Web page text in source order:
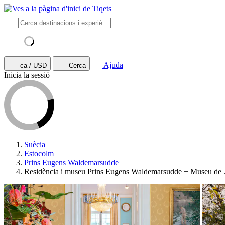
ca / USD Cerca
Ajuda
Inicia la sessió
Suècia
Estocolm
Prins Eugens Waldemarsudde
Residència i museu Prins Eugens Waldemarsudde + Museu de